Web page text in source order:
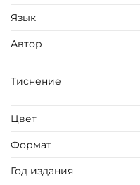
журналов «Сатирикон»
(Н. В. Ремизова), А. А.
ОПИСАНИЕ
из натуральной кожи.
орнамента золотой
6 бинтов на корешке,
Язык
Автор
Тиснение
Цвет
Формат
Год издания